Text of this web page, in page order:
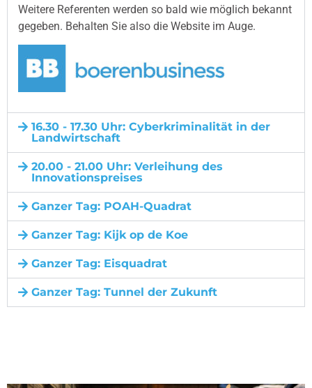
Weitere Referenten werden so bald wie möglich bekannt
gegeben. Behalten Sie also die Website im Auge.
16.30 - 17.30 Uhr: Cyberkriminalität in der
Landwirtschaft
20.00 - 21.00 Uhr: Verleihung des
Innovationspreises
Ganzer Tag: POAH-Quadrat
Ganzer Tag: Kijk op de Koe
Ganzer Tag: Eisquadrat
Ganzer Tag: Tunnel der Zukunft